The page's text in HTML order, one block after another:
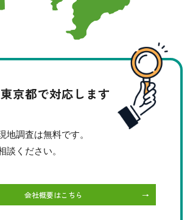
京都で対応します
地調査は無料です。
談ください。
会社概要はこちら